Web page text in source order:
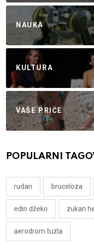
NAUKA
KULTURA
VAŠE PRIČE
POPULARNI
rudari bruceloza
edin džeko zukan
aerodrom tuzla